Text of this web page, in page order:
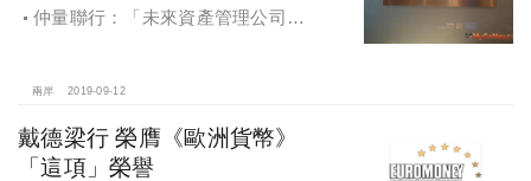
仲量聯行：「未來資產管理公司」
兩岸 2019-09-12
戴德梁行 榮膺《歐洲貨幣》
「這項」榮譽